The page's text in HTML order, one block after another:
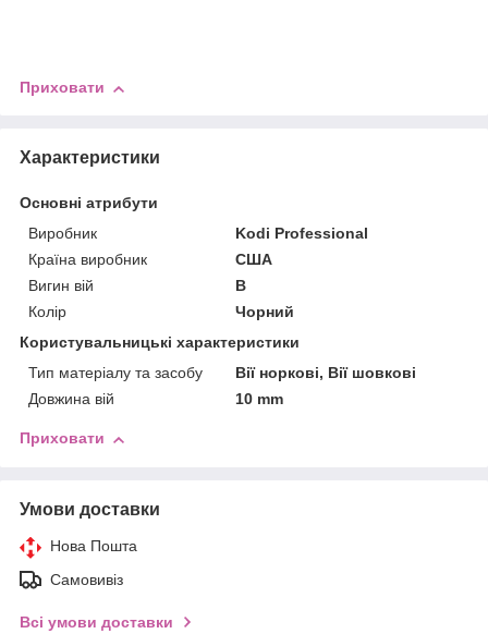
Приховати
Характеристики
Основні атрибути
Виробник
Kodi Professional
Країна виробник
США
Вигин вій
B
Колір
Чорний
Користувальницькі характеристики
Тип матеріалу та засобу
Вії норкові, Вії шовкові
Довжина вій
10 mm
Приховати
Умови доставки
Нова Пошта
Самовивіз
Всі умови доставки